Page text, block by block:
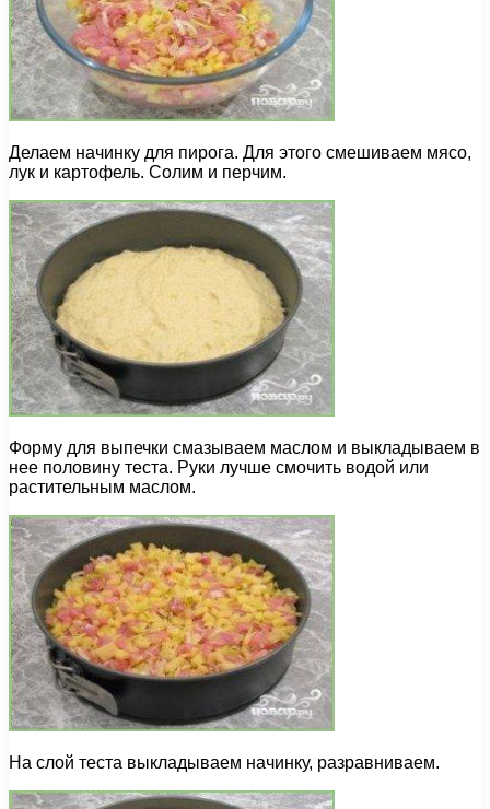
Делаем начинку для пирога. Для этого смешиваем мясо,
лук и картофель. Солим и перчим.
Форму для выпечки смазываем маслом и выкладываем в
нее половину теста. Руки лучше смочить водой или
растительным маслом.
На слой теста выкладываем начинку, разравниваем.